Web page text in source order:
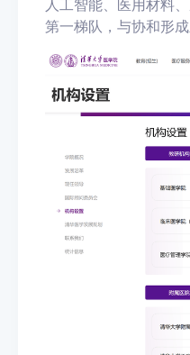
人工智能、医用材料
第一梯队，与协和形成